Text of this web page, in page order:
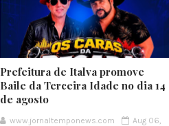
Prefeitura de Italva promove
Baile da Terceira Idade no dia 14
de agosto
www.jornaltemponews.com
Aug 06,